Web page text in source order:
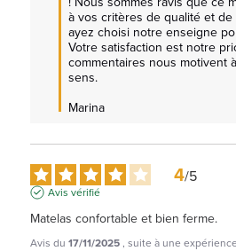
à vos critères de qualité et
ayez choisi notre enseigne
Votre satisfaction est notre
commentaires nous motivent
sens.
Marina
4/5
Avis vérifié
Matelas confortable et bien ferme.
Avis du 17/11/2025, suite à une